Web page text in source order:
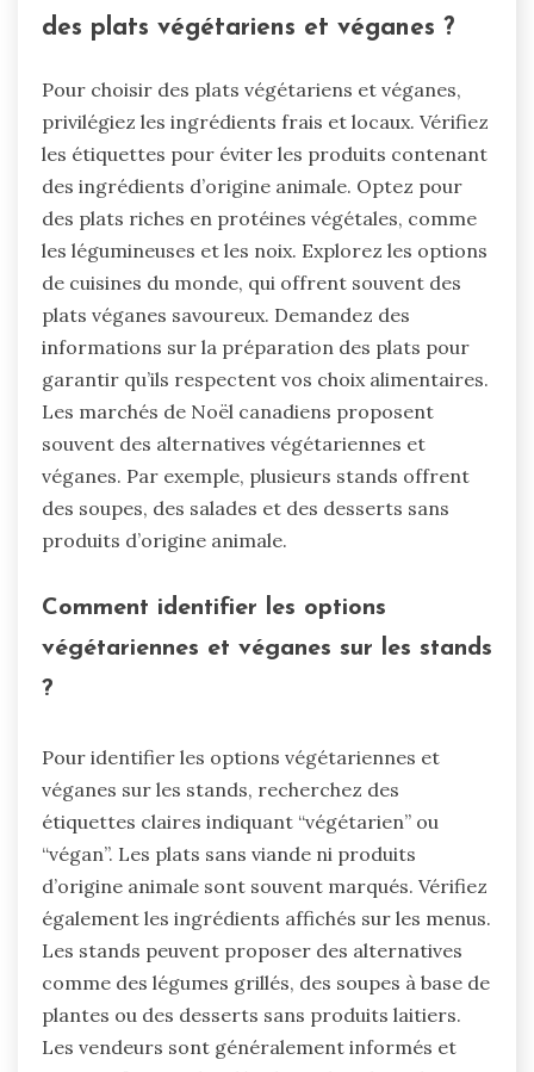
des plats végétariens et véganes ?
Pour choisir des plats végétariens et véganes,
privilégiez les ingrédients frais et locaux. Vérifiez
les étiquettes pour éviter les produits contenant
des ingrédients d’origine animale. Optez pour
des plats riches en protéines végétales, comme
les légumineuses et les noix. Explorez les options
de cuisines du monde, qui offrent souvent des
plats véganes savoureux. Demandez des
informations sur la préparation des plats pour
garantir qu’ils respectent vos choix alimentaires.
Les marchés de Noël canadiens proposent
souvent des alternatives végétariennes et
véganes. Par exemple, plusieurs stands offrent
des soupes, des salades et des desserts sans
produits d’origine animale.
Comment identifier les options
végétariennes et véganes sur les stands
?
Pour identifier les options végétariennes et
véganes sur les stands, recherchez des
étiquettes claires indiquant “végétarien” ou
“végan”. Les plats sans viande ni produits
d’origine animale sont souvent marqués. Vérifiez
également les ingrédients affichés sur les menus.
Les stands peuvent proposer des alternatives
comme des légumes grillés, des soupes à base de
plantes ou des desserts sans produits laitiers.
Les vendeurs sont généralement informés et